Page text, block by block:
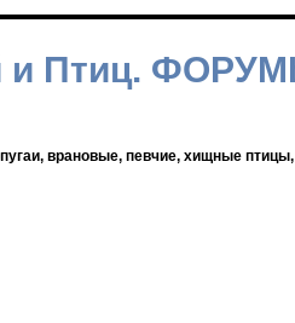
и Птиц.
врановые, певчие, хищные